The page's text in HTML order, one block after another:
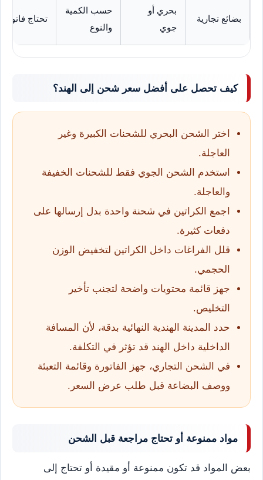
بضائع تجارية
بحري أو
جوي
حسب الكمية
والنوع
تحتاج فاتورة
كيف تحصل على أفضل سعر شحن إلى الهند؟
اختر الشحن البحري للشحنات الكبيرة وغير
العاجلة.
استخدم الشحن الجوي فقط للشحنات الخفيفة
والعاجلة.
اجمع الكراتين في شحنة واحدة بدل إرسالها على
دفعات كثيرة.
قلل الفراغات داخل الكراتين لتخفيض الوزن
الحجمي.
جهز قائمة محتويات واضحة لتجنب تأخير
التخليص.
حدد المدينة الهندية النهائية بدقة، لأن المسافة
الداخلية داخل الهند قد تؤثر في التكلفة.
في الشحن التجاري، جهز الفاتورة وقائمة التعبئة
ووصف البضاعة قبل طلب عرض السعر.
مواد ممنوعة أو تحتاج مراجعة قبل الشحن
بعض المواد قد تكون ممنوعة أو مقيدة أو تحتاج إلى